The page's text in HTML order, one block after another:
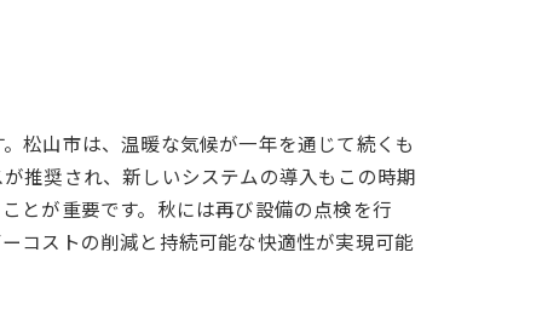
松山市は、温暖な気候が一年を通じて続くも
推奨され、新しいシステムの導入もこの時期
とが重要です。秋には再び設備の点検を行
コストの削減と持続可能な快適性が実現可能